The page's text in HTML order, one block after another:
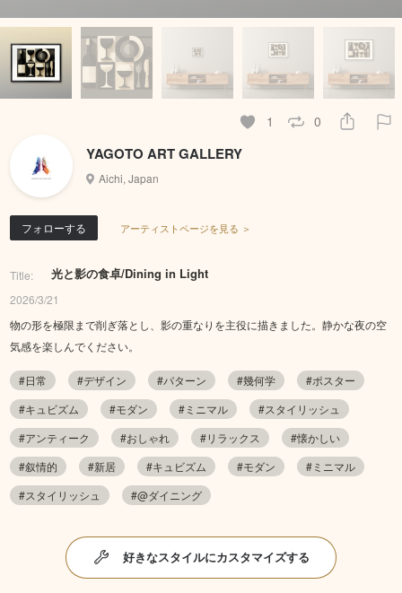
1 0
YAGOTO ART GALLERY
Aichi, Japan
フォローする アーティストページを見る ＞
Title: 光と影の食卓/Dining in Light
2026/3/21
物の形を極限まで削ぎ落とし、影の重なりを主役に描きました。静かな夜の空
気感を楽しんでください。
#日常 #デザイン #パターン #幾何学
#ポスター
#キュビズム
#モダン #ミニマル
#スタイリッシュ
#アンティーク
#おしゃれ #リラックス
#懐かしい
#叙情的
#新居 #キュビズム #モダン
#ミニマル
#スタイリッシュ
#@ダイニング
好きなスタイルにカスタマイズする